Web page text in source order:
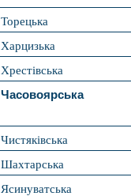
Торецька
Харцизька
Хрестівська
Часовоярська
Чистяківська
Шахтарська
Ясинуватська